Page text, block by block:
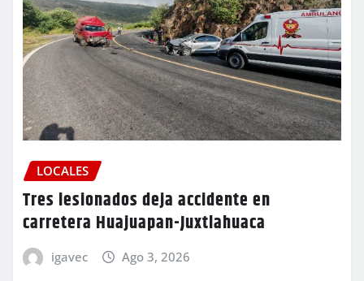
LOCALES
Tres lesionados deja accidente en
carretera Huajuapan-Juxtlahuaca
igavec Ago 3, 2026